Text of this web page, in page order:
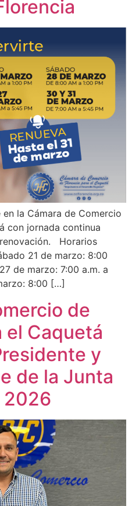
la Cámara de Comercio
con jornada continua
Horarios
21 de marzo: 8:00
de marzo: 7:00 a.m. a
8:00 […]
de
el Caquetá
y
de la Junta
2026